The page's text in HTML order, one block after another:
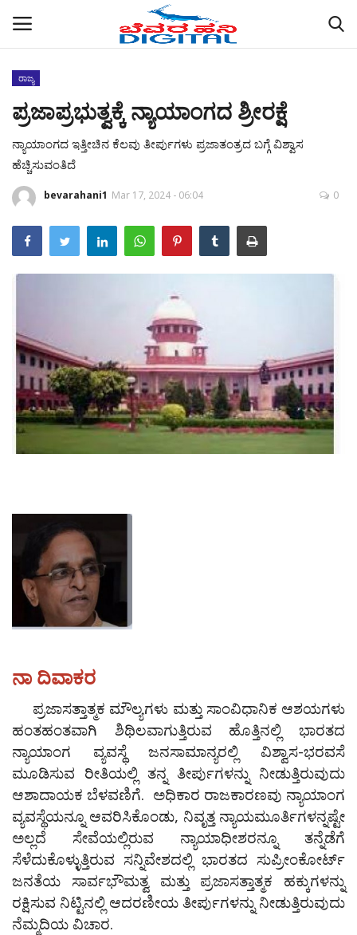
Home
ABOUT US
ರಾಜ್ಯ
ಜಿಲ್ಲೆಗಳು
ಚಿತ್ರ ಸಂಪುಟ
ಕುಚ್ಚಂಗಿ ಪ್ರಸನ್ನ
ಪುರವಣಿ
ಮಲ್ಟಿ ಮೀಡಿಯಾ
ರಾಜ್ಯ
ಪ್ರಜಾಪ್ರಭುತ್ವಕ್ಕೆ ನ್ಯಾಯಾಂಗದ ಶ್ರೀರಕ್ಷೆ
ನ್ಯಾಯಾಂಗದ ಇತ್ತೀಚಿನ ಕೆಲವು ತೀರ್ಪುಗಳು ಪ್ರಜಾತಂತ್ರದ ಬಗ್ಗೆ ವಿಶ್ವಾಸ
ಹೆಚ್ಚಿಸುವಂತಿದೆ
bevarahani1 Mar 17, 2024 - 06:04 0
ನಾ ದಿವಾಕರ
ಪ್ರಜಾಸತ್ತಾತ್ಮಕ ಮೌಲ್ಯಗಳು ಮತ್ತು ಸಾಂವಿಧಾನಿಕ ಆಶಯಗಳು
ಹಂತಹಂತವಾಗಿ ಶಿಥಿಲವಾಗುತ್ತಿರುವ ಹೊತ್ತಿನಲ್ಲಿ ಭಾರತದ
ನ್ಯಾಯಾಂಗ ವ್ಯವಸ್ಥೆ ಜನಸಾಮಾನ್ಯರಲ್ಲಿ ವಿಶ್ವಾಸ-ಭರವಸೆ
ಮೂಡಿಸುವ ರೀತಿಯಲ್ಲಿ ತನ್ನ ತೀರ್ಪುಗಳನ್ನು ನೀಡುತ್ತಿರುವುದು
ಆಶಾದಾಯಕ ಬೆಳವಣಿಗೆ. ಅಧಿಕಾರ ರಾಜಕಾರಣವು ನ್ಯಾಯಾಂಗ
ವ್ಯವಸ್ಥೆಯನ್ನೂ ಆವರಿಸಿಕೊಂಡು, ನಿವೃತ್ತ ನ್ಯಾಯಮೂರ್ತಿಗಳನ್ನಷ್ಟೇ
ಅಲ್ಲದೆ ಸೇವೆಯಲ್ಲಿರುವ ನ್ಯಾಯಾಧೀಶರನ್ನೂ ತನ್ನೆಡೆಗೆ
ಸೆಳೆದುಕೊಳ್ಳುತ್ತಿರುವ ಸನ್ನಿವೇಶದಲ್ಲಿ ಭಾರತದ ಸುಪ್ರೀಂಕೋರ್ಟ್‌
ಜನತೆಯ ಸಾರ್ವಭೌಮತ್ವ ಮತ್ತು ಪ್ರಜಾಸತ್ತಾತ್ಮಕ ಹಕ್ಕುಗಳನ್ನು
ರಕ್ಷಿಸುವ ನಿಟ್ಟಿನಲ್ಲಿ ಆದರಣೀಯ ತೀರ್ಪುಗಳನ್ನು ನೀಡುತ್ತಿರುವುದು
ನೆಮ್ಮದಿಯ ವಿಚಾರ.